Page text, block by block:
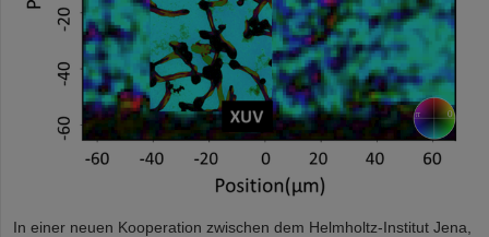
In einer neuen Kooperation zwischen dem Helmholtz-Institut Jena,